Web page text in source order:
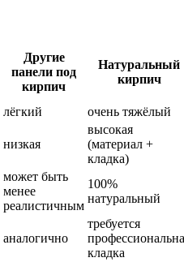
Другие
панели под
кирпич
Натуральный
кирпич
лёгкий очень тяжёлый
низкая
высокая
(материал +
кладка)
может быть
менее
реалистичным
100%
натуральный
аналогично
требуется
кладка